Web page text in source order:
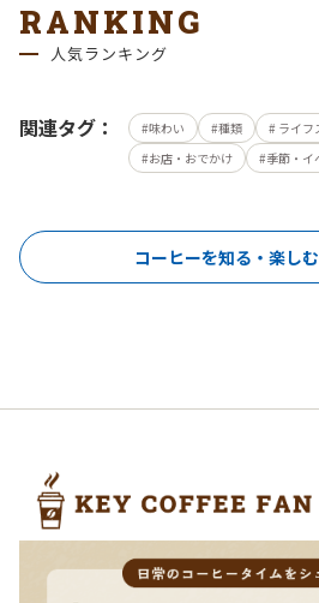
RANKING
人気ランキング
関連タグ： 味わい 種類 ライフ
お店・おでかけ
季節・イ
コーヒーを知る・楽し